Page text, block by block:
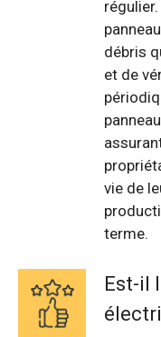
débris
et de
vie de
terme.
Est-il